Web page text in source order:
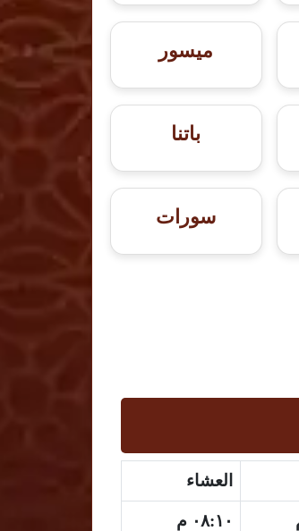
ميسور
باتنا
سورات
العشاء
٠٨:١٠ م